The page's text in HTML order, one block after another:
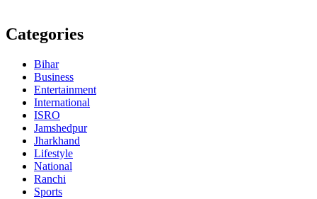
Categories
Bihar
Business
Entertainment
International
ISRO
Jamshedpur
Jharkhand
Lifestyle
National
Ranchi
Sports